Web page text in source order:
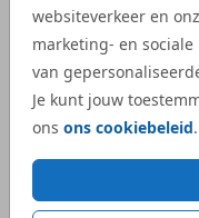
websiteverkeer en
marketing- en
van
Je kunt jouw
ons ons cookiebeleid.
- Kelly